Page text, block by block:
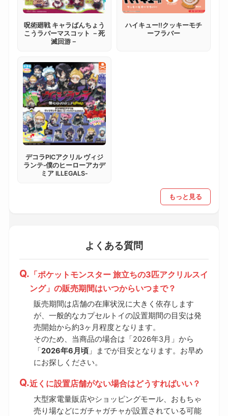
呪術廻戦 キャラばんちょう
こうラバーマスコット －死
滅回游－
ハイキュー!!クッキーモチ
ーフラバー
デコラPICアクリル ヴィジ
ランテ‐僕のヒーローアカデ
ミア ILLEGALS‐
もっと見る
よくある質問
「ポケットモンスター 旅立ちの3匹アクリルスイ
ング」の販売期間はいつからいつまで？
販売期間は店舗の在庫状況に大きく依存します
が、一般的なカプセルトイの設置期間の目安は発
売開始から約3ヶ月程度となります。
そのため、当商品の場合は「2026年3月」から
「2026年6月頃」までが目安となります。お早め
にお探しください。
近くに設置店舗がない場合はどうすればいい？
大型家電量販店やショッピングモール、おもちゃ
売り場などにガチャガチャが設置されている可能